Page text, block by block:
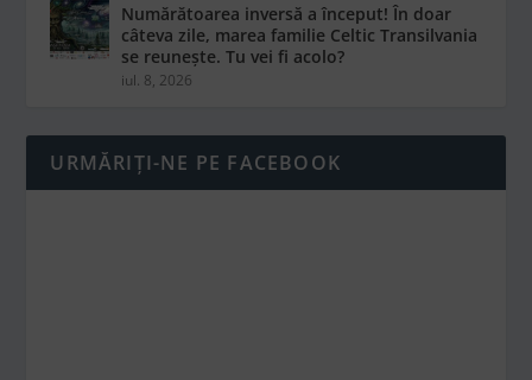
Numărătoarea inversă a început! În doar
câteva zile, marea familie Celtic Transilvania
se reunește. Tu vei fi acolo?
iul. 8, 2026
URMĂRIȚI-NE PE FACEBOOK